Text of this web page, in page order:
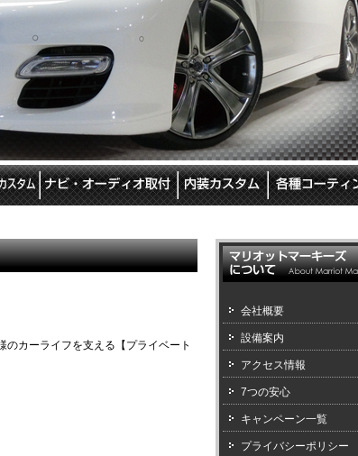
カーライフを支える【プライベート
会社概要
設備案内
アクセス情報
7つの安心
キャンペーン一覧
プライバシーポリシー